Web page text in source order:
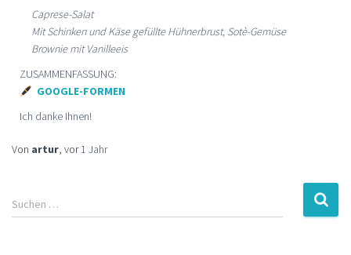
Caprese-Salat
Mit Schinken und Käse gefüllte Hühnerbrust, Sotè-Gemüse
Brownie mit Vanilleeis
ZUSAMMENFASSUNG:
GOOGLE-FORMEN
Ich danke Ihnen!
Von artur, vor1 Jahr
Suchen …